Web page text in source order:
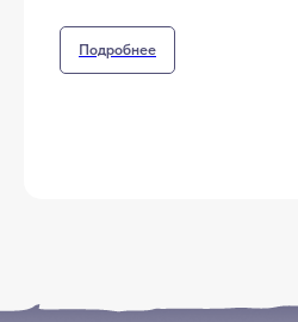
Подробнее